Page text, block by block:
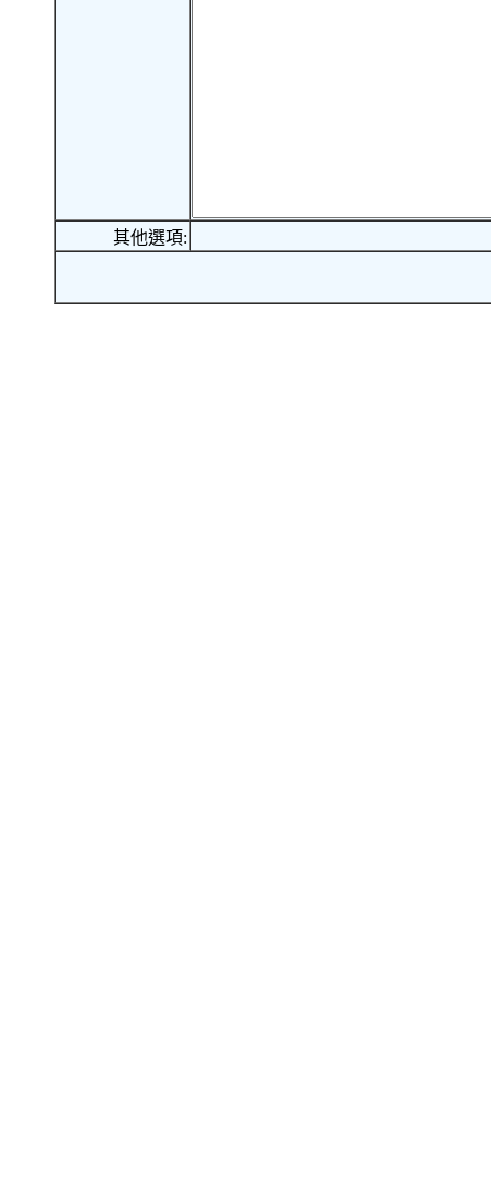
其他選項: